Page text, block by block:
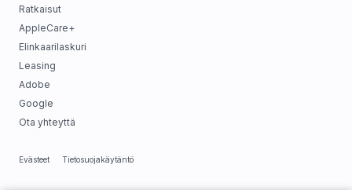
Ratkaisut
AppleCare+
Elinkaarilaskuri
Leasing
Adobe
Google
Ota yhteyttä
Evästeet Tietosuojakäytäntö